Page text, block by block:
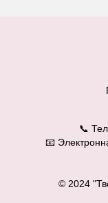
📞
📧
© 2024